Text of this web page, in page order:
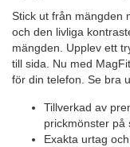
Stick ut från mängden
och den livliga
mängden. Upplev ett
till sida. Nu med
för din telefon. Se bra
Tillverkad av
prickmönster på
Exakta urtag